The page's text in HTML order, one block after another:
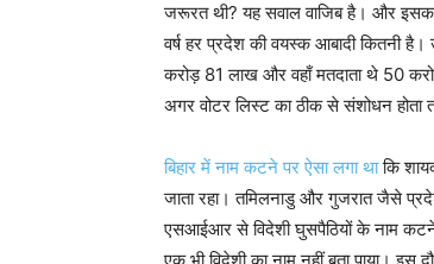
जरूरत थी? यह सवाल वाजिब है। और
वर्ष हर प्रदेश की वयस्क आबादी कितनी
करोड़ 81 लाख और वहाँ मतदाता थे 50
अगर वोटर लिस्ट का ठीक से संशोधन
बिहार में नाम कटने पर ऐसा लगा थाकि
जाता रहा। तमिलनाडु और गुजरात जैसे
एसआईआर से विदेशी घुसपैठियों के नाम कटने